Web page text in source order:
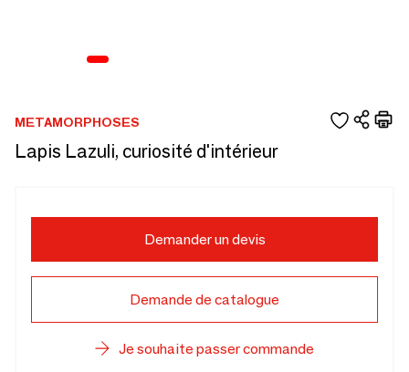
METAMORPHOSES
Lapis Lazuli, curiosité d'intérieur
Demander un devis
Demande de catalogue
Je souhaite passer commande